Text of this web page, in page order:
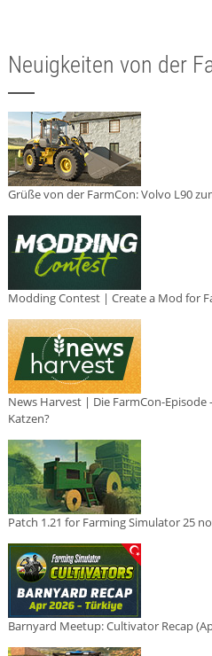
Neuigkeiten von der
Grüße von der FarmCon: Volvo L90
Modding Contest | Create a Mod for
News Harvest | Die FarmCon-
Katzen?
Patch 1.21 for Farming Simulator 25
Barnyard Meetup: Cultivator Recap